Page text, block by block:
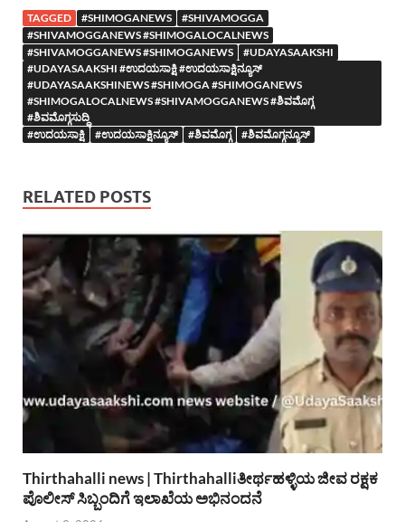
TAGGED #SHIMOGANEWS
#SHIVAMOGGA
#SHIVAMOGGANEWS #SHIMOGALOCALNEWS
#SHIVAMOGGANEWS #SHIMOGANEWS
#UDAYASAAKSHI
#UDAYASAAKSHI #ಉದಯಸಾಕ್ಷಿ #ಉದಯಸಾಕ್ಷಿನ್ಯೂಸ್
#UDAYASAAKSHINEWS #SHIMOGA #SHIMOGANEWS
#SHIMOGALOCALNEWS #SHIVAMOGGANEWS #ಶಿವಮೊಗ್ಗ
#ಶಿವಮೊಗ್ಗಸುದ್ದಿ
#ಉದಯಸಾಕ್ಷಿ
#ಉದಯಸಾಕ್ಷಿನ್ಯೂಸ್ #ಶಿವಮೊಗ್ಗ #ಶಿವಮೊಗ್ಗನ್ಯೂಸ್
RELATED POSTS
Thirthahalli news | Thirthahalliತೀರ್ಥಹಳ್ಳಿಯ ಜೀವ ರಕ್ಷಕ
ಪೊಲೀಸ್ ಸಿಬ್ಬಂದಿಗೆ ಇಲಾಖೆಯ ಅಭಿನಂದನೆ